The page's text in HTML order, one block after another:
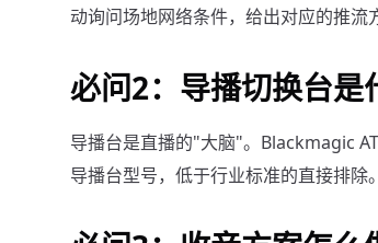
动询问场地网络条件，给出对应的推流
必问2：导播切换台是
导播台是直播的"大脑"。Blackmagic
导播台型号，低于行业标准的直接排除。